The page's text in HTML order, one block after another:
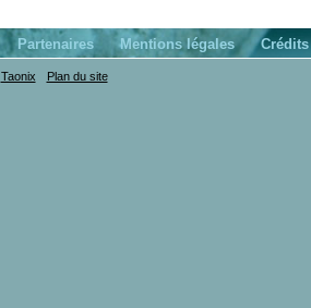
Partenaires Mentions légales Crédits
Taonix Plan du site